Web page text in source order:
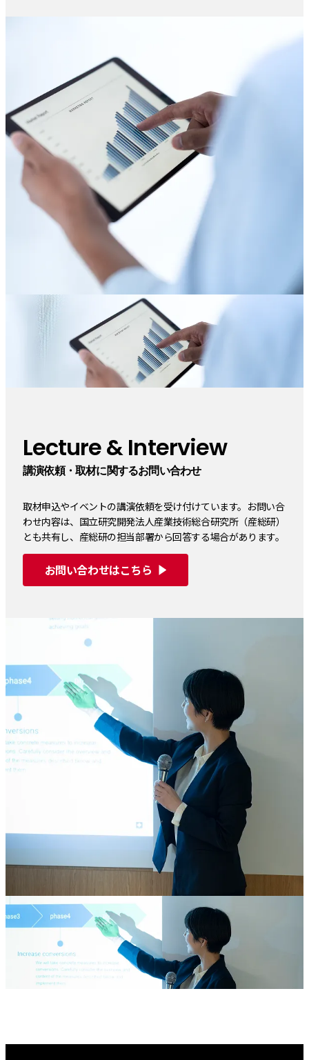
Lecture & Interview
講演依頼・取材に関するお問い合わせ
取材申込やイベントの講演依頼を受け付けています。お問い合
わせ内容は、国立研究開発法人産業技術総合研究所（産総研）
とも共有し、産総研の担当部署から回答する場合があります。
お問い合わせはこちら